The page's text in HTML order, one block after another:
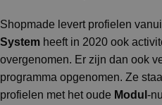
Shopmade levert profielen
System heeft in 2020 ook
overgenomen. Er zijn dan ook
programma opgenomen. Ze
profielen met het oude Modul -